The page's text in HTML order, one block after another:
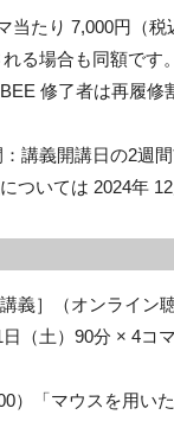
たり 7,000円（税
る場合も同額です。
修了者は再履修
講義開講日の2週
ついては 2024年
義］（オンライン
（土）90分 × 4コマ
）「マウスを用